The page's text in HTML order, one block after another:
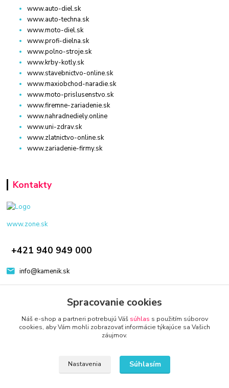
www.auto-diel.sk
www.auto-techna.sk
www.moto-diel.sk
www.profi-dielna.sk
www.polno-stroje.sk
www.krby-kotly.sk
www.stavebnictvo-online.sk
www.maxiobchod-naradie.sk
www.moto-prislusenstvo.sk
www.firemne-zariadenie.sk
www.nahradnediely.online
www.uni-zdrav.sk
www.zlatnictvo-online.sk
www.zariadenie-firmy.sk
Kontakty
www.zone.sk
+421 940 949 000
info@kamenik.sk
Eshop-rychlo.sk
Spracovanie cookies
Náš e-shop a partneri potrebujú Váš súhlas s použitím súborov
cookies, aby Vám mohli zobrazovať informácie týkajúce sa Vašich
záujmov.
Nastavenia Súhlasím